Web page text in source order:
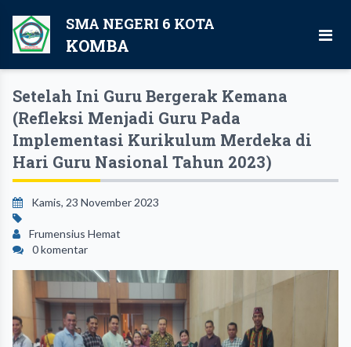
SMA NEGERI 6 KOTA
KOMBA
Setelah Ini Guru Bergerak Kemana
(Refleksi Menjadi Guru Pada
Implementasi Kurikulum Merdeka di
Hari Guru Nasional Tahun 2023)
Kamis, 23 November 2023
Frumensius Hemat
0 komentar